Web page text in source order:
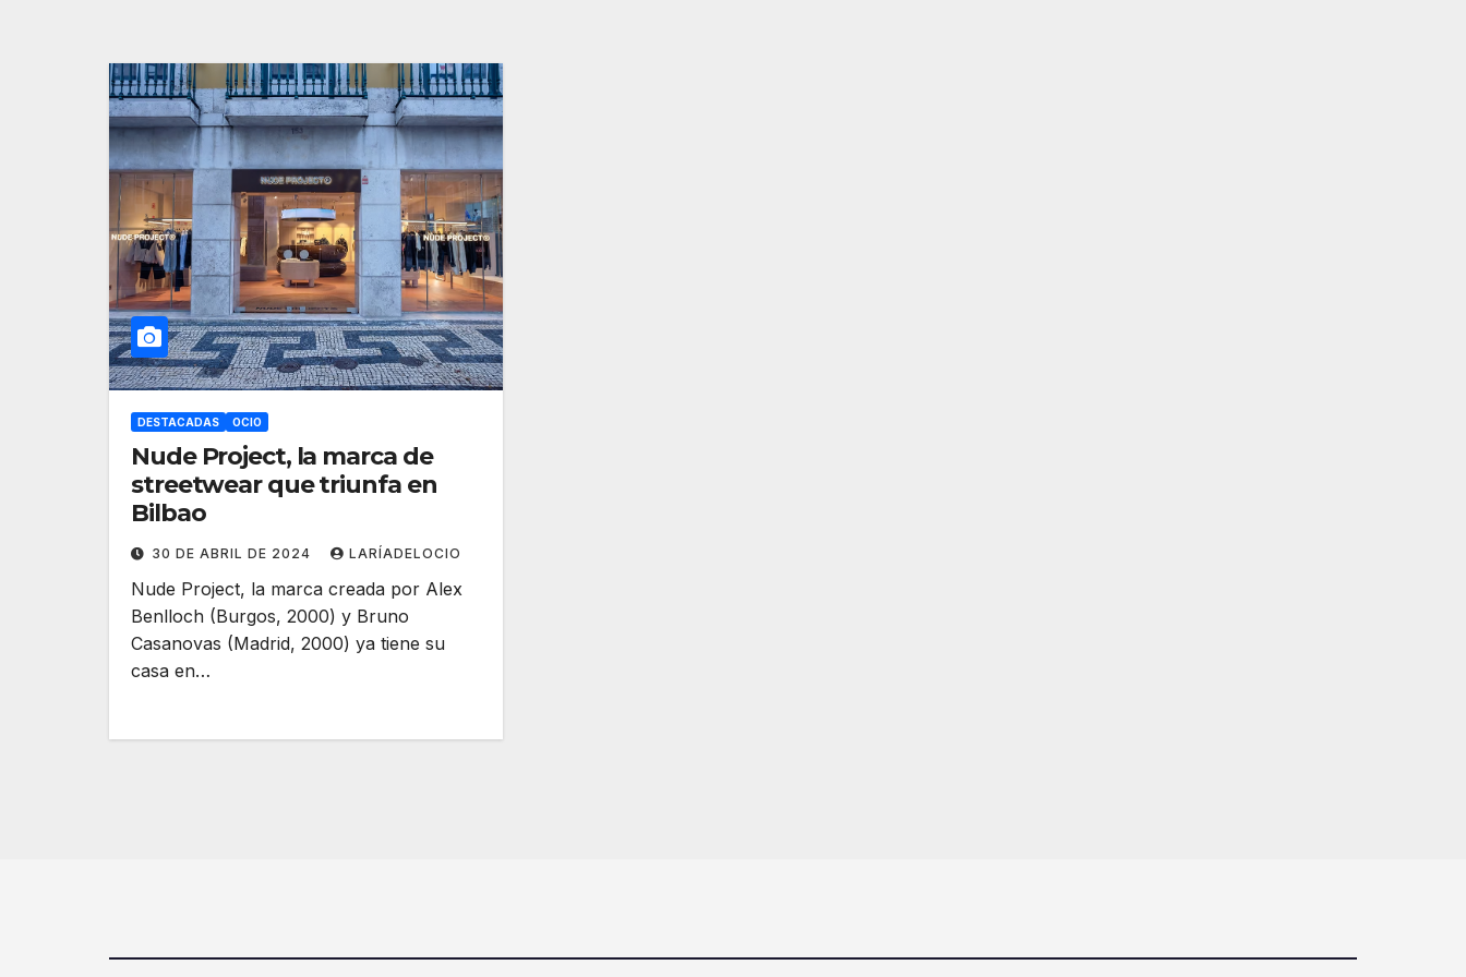
DESTACADAS OCIO
Nude Project, la marca de
streetwear que triunfa en
Bilbao
30 DE ABRIL DE 2024 LARÍADELOCIO
Nude Project, la marca creada por Alex
Benlloch (Burgos, 2000) y Bruno
Casanovas (Madrid, 2000) ya tiene su
casa en…